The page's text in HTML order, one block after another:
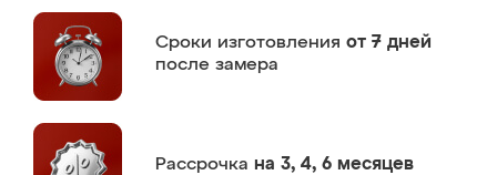
Сроки изготовления от 7 дней
после замера
Рассрочка на 3, 4, 6 месяцев